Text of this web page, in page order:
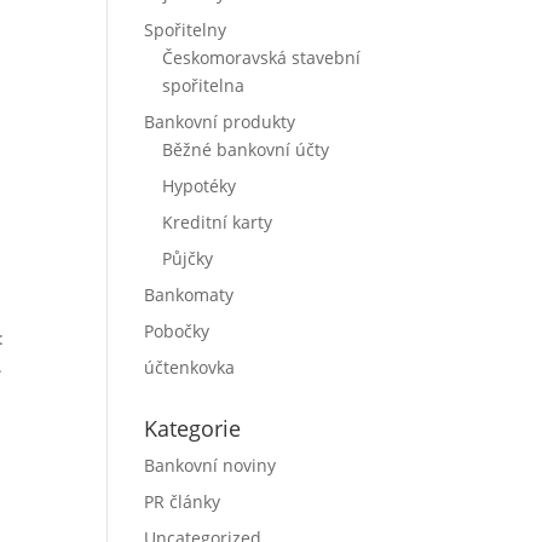
Spořitelny
Českomoravská stavební
spořitelna
Bankovní produkty
Běžné bankovní účty
Hypotéky
Kreditní karty
Půjčky
Bankomaty
Pobočky
účtenkovka
Kategorie
Bankovní noviny
PR články